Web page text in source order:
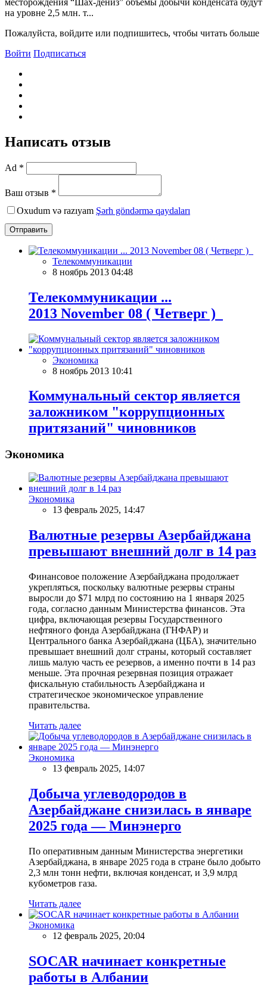
месторождения “Шах-дениз” объемы добычи конденсата будут
на уровне 2,5 млн. т...
Пожалуйста, войдите или подпишитесь, чтобы читать больше
Войти Подписаться
Написать отзыв
Ad *
Ваш отзыв *
Oxudum və razıyam Şərh göndərmə qaydaları
Отправить
Телекоммуникации
8 ноябрь 2013 04:48
Телекоммуникации ...
2013 November 08 ( Четверг )
Экономика
8 ноябрь 2013 10:41
Коммунальный сектор является
заложником "коррупционных
притязаний" чиновников
Экономика
Экономика
13 февраль 2025, 14:47
Валютные резервы Азербайджана
превышают внешний долг в 14 раз
Финансовое положение Азербайджана продолжает
укрепляться, поскольку валютные резервы страны
выросли до $71 млрд по состоянию на 1 января 2025
года, согласно данным Министерства финансов. Эта
цифра, включающая резервы Государственного
нефтяного фонда Азербайджана (ГНФАР) и
Центрального банка Азербайджана (ЦБА), значительно
превышает внешний долг страны, который составляет
лишь малую часть ее резервов, а именно почти в 14 раз
меньше. Эта прочная резервная позиция отражает
фискальную стабильность Азербайджана и
стратегическое экономическое управление
правительства.
Читать далее
Экономика
13 февраль 2025, 14:07
Добыча углеводородов в
Азербайджане снизилась в январе
2025 года — Минэнерго
По оперативным данным Министерства энергетики
Азербайджана, в январе 2025 года в стране было добыто
2,3 млн тонн нефти, включая конденсат, и 3,9 млрд
кубометров газа.
Читать далее
Экономика
12 февраль 2025, 20:04
SOCAR начинает конкретные
работы в Албании